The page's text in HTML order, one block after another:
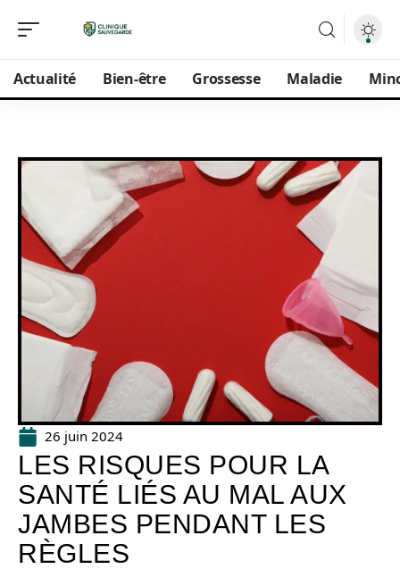
Actualité Bien-être Grossesse Maladie
26 juin 2024
LES RISQUES POUR LA
SANTÉ LIÉS AU MAL AUX
JAMBES PENDANT LES
RÈGLES